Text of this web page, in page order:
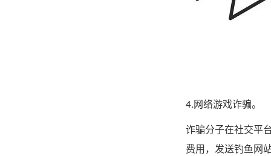
4.网络游戏诈骗。
诈骗分子在社交平
费用，发送钓鱼网